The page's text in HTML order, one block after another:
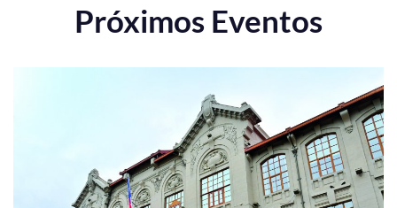
Próximos Eventos